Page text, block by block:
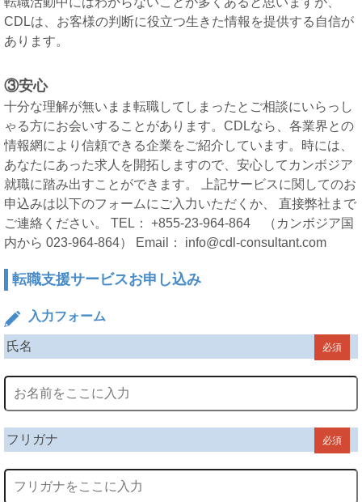
CDLは、お客様の判断に役立つ生きた情報を提供する自信が
あります。
③安心
十分な理解が無いまま転職してしまったとご相談にいらっし
ゃる方にお会いすることがあります。CDLなら、各業界との
情報網により信頼できる企業をご紹介しています。時には、
あなたにあった求人を開拓しますので、安心してカンボジア
就職に踏み出すことができます。 上記サービスに関してのお
申込みは以下のフォームにご入力いただくか、 直接弊社まで
ご連絡ください。 TEL： +855-23-964-864 （カンボジア国
内から 023-964-864） Email： info@cdl-consultant.com
転職支援サービスお申し込み
入力フォーム
氏名 必須
フリガナ 必須